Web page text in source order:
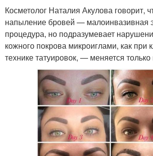
Косметолог Наталия Акулова говорит,
напыление бровей — малоинвазивная
процедура, но подразумевает
кожного покрова микроиглами, как при
технике татуировок, — меняется